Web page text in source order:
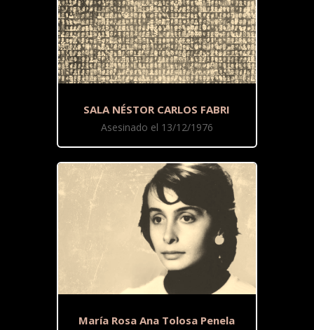
SALA NÉSTOR CARLOS FABRI
Asesinado el 13/12/1976
María Rosa Ana Tolosa Penela